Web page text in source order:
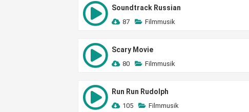
Soundtrack Russian
87 Filmmusik
Scary Movie
80 Filmmusik
Run Run Rudolph
105 Filmmusik